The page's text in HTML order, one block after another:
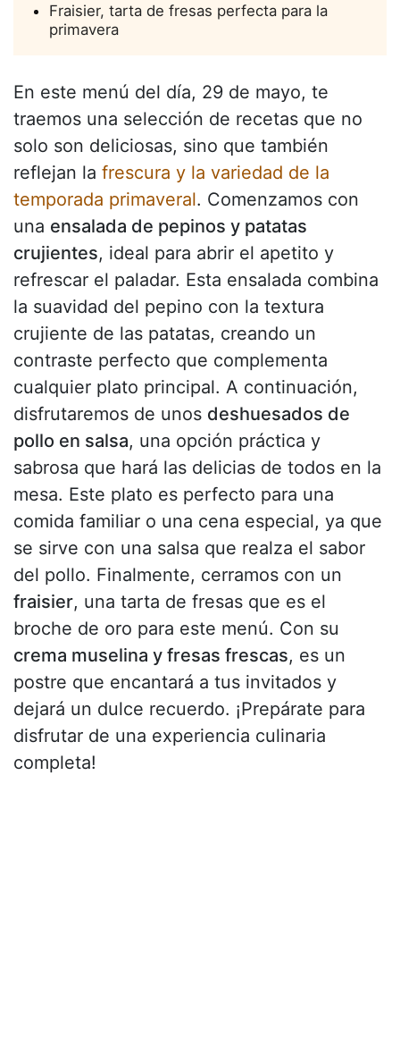
Fraisier, tarta de fresas perfecta para la
primavera
En este menú del día, 29 de mayo, te
traemos una selección de recetas que no
solo son deliciosas, sino que también
reflejan la frescura y la variedad de la
temporada primaveral. Comenzamos con
una ensalada de pepinos y patatas
crujientes, ideal para abrir el apetito y
refrescar el paladar. Esta ensalada combina
la suavidad del pepino con la textura
crujiente de las patatas, creando un
contraste perfecto que complementa
cualquier plato principal. A continuación,
disfrutaremos de unos deshuesados de
pollo en salsa, una opción práctica y
sabrosa que hará las delicias de todos en la
mesa. Este plato es perfecto para una
comida familiar o una cena especial, ya que
se sirve con una salsa que realza el sabor
del pollo. Finalmente, cerramos con un
fraisier, una tarta de fresas que es el
broche de oro para este menú. Con su
crema muselina y fresas frescas, es un
postre que encantará a tus invitados y
dejará un dulce recuerdo. ¡Prepárate para
disfrutar de una experiencia culinaria
completa!